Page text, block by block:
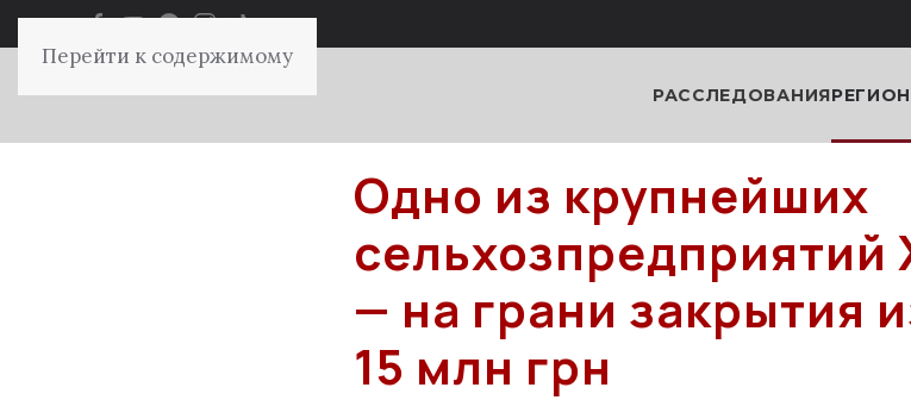
Перейти к содержимому
РАССЛЕДОВАНИЯ
Одно из крупнейших
— на грани закрытия
15 млн грн